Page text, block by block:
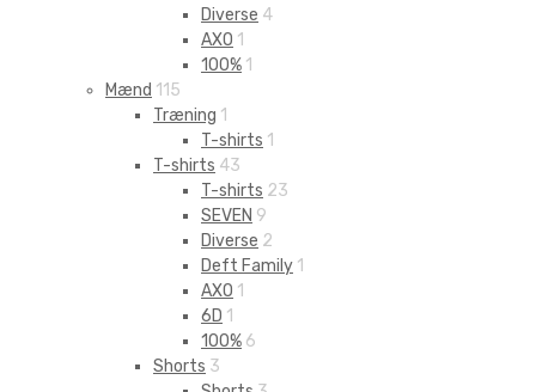
Diverse 4
AXO 1
100% 1
Mænd 115
Træning 1
T-shirts 1
T-shirts 43
T-shirts 23
SEVEN 9
Diverse 2
Deft Family 1
AXO 1
6D 1
100% 6
Shorts 3